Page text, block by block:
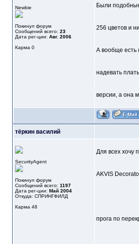
Newbie
Покинул форум
Сообщений всего: 23
Дата рег-ции: Авг. 2006
Карма 0
Были
256 цветов и
А вообще есть
надевать
версии, а она
тёркин василий
SecurityAgent
Покинул форум
Сообщений всего: 1197
Дата рег-ции: Май 2004
Откуда: СПРИНГФИЛД
Карма 48
Для всех хочу
AKVIS
прога по